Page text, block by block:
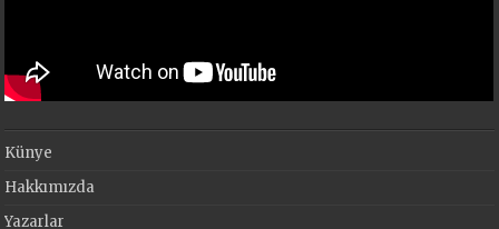
Künye
Hakkımızda
Yazarlar